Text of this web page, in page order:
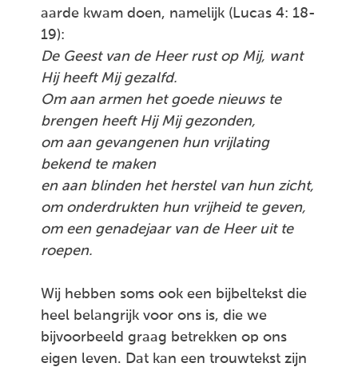
aarde kwam doen, namelijk (Lucas 4: 18-
19):
De Geest van de Heer rust op Mij, want
Hij heeft Mij gezalfd.
Om aan armen het goede nieuws te
brengen heeft Hij Mij gezonden,
om aan gevangenen hun vrijlating
bekend te maken
en aan blinden het herstel van hun zicht,
om onderdrukten hun vrijheid te geven,
om een genadejaar van de Heer uit te
roepen.
Wij hebben soms ook een bijbeltekst die
heel belangrijk voor ons is, die we
bijvoorbeeld graag betrekken op ons
eigen leven. Dat kan een trouwtekst zijn